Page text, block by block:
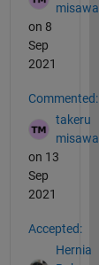
misawa
on 8
Sep
2021
Commented:
takeru
misawa
on 13
Sep
2021
Accepted:
Hernia